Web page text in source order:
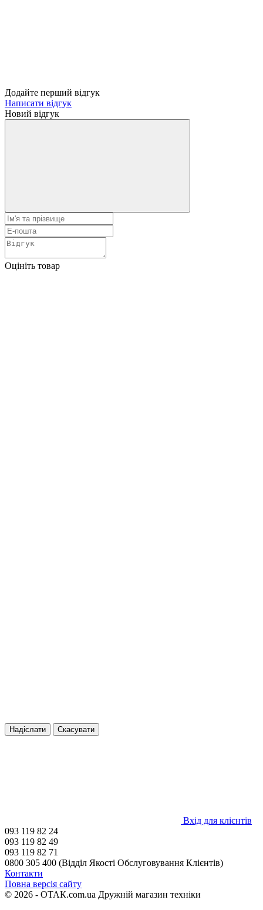
Додайте перший відгук
Написати відгук
Новий відгук
Оцініть товар
Надіслати Скасувати
Вхід для клієнтів
093 119 82 24
093 119 82 49
093 119 82 71
0800 305 400 (Відділ Якості Обслуговування Клієнтів)
Контакти
Повна версія сайту
© 2026 - ОТАК.com.ua Дружній магазин техніки